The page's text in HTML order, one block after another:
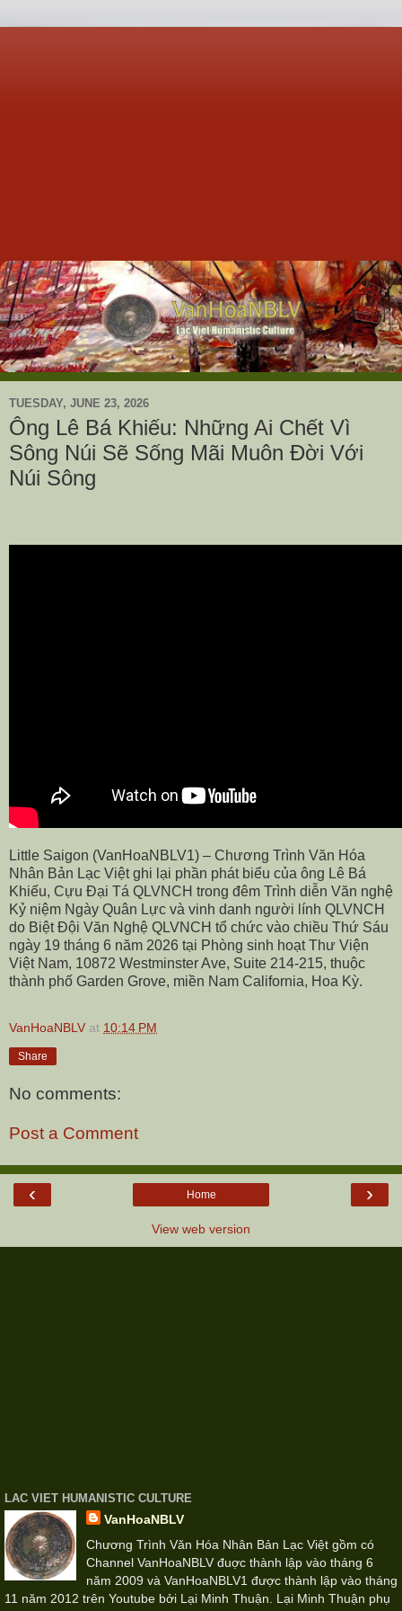
TUESDAY, JUNE 23, 2026
Ông Lê Bá Khiếu: Những Ai Chết Vì
Sông Núi Sẽ Sống Mãi Muôn Đời Với
Núi Sông
Little Saigon (VanHoaNBLV1) – Chương Trình Văn Hóa
Nhân Bản Lạc Việt ghi lại phần phát biểu của ông Lê Bá
Khiếu, Cựu Đại Tá QLVNCH trong đêm Trình diễn Văn nghệ
Kỷ niệm Ngày Quân Lực và vinh danh người lính QLVNCH
do Biệt Đội Văn Nghệ QLVNCH tổ chức vào chiều Thứ Sáu
ngày 19 tháng 6 năm 2026 tại Phòng sinh hoạt Thư Viện
Việt Nam, 10872 Westminster Ave, Suite 214-215, thuộc
thành phố Garden Grove, miền Nam California, Hoa Kỳ.
VanHoaNBLV at 10:14 PM
Share
No comments:
Post a Comment
‹ ›
Home
View web version
LAC VIET HUMANISTIC CULTURE
VanHoaNBLV
Chương Trình Văn Hóa Nhân Bản Lạc Việt gồm có
Channel VanHoaNBLV đuợc thành lập vào tháng 6
năm 2009 và VanHoaNBLV1 được thành lập vào tháng
11 năm 2012 trên Youtube bởi Lại Minh Thuận. Lại Minh Thuận phụ